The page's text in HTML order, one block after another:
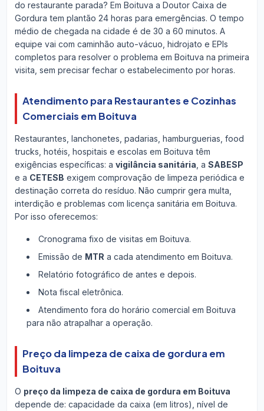
do restaurante parada? Em Boituva a Doutor Caixa de
Gordura tem plantão 24 horas para emergências. O tempo
médio de chegada na cidade é de 30 a 60 minutos. A
equipe vai com caminhão auto-vácuo, hidrojato e EPIs
completos para resolver o problema em Boituva na primeira
visita, sem precisar fechar o estabelecimento por horas.
Atendimento para Restaurantes e Cozinhas
Comerciais em Boituva
Restaurantes, lanchonetes, padarias, hamburguerias, food
trucks, hotéis, hospitais e escolas em Boituva têm
exigências específicas: a vigilância sanitária , a SABESP
e a CETESB exigem comprovação de limpeza periódica e
destinação correta do resíduo. Não cumprir gera multa,
interdição e problemas com licença sanitária em Boituva.
Por isso oferecemos:
Cronograma fixo de visitas em Boituva.
Emissão de MTR a cada atendimento em Boituva.
Relatório fotográfico de antes e depois.
Nota fiscal eletrônica.
Atendimento fora do horário comercial em Boituva
para não atrapalhar a operação.
Preço da limpeza de caixa de gordura em
Boituva
O preço da limpeza de caixa de gordura em Boituva
depende de: capacidade da caixa (em litros), nível de